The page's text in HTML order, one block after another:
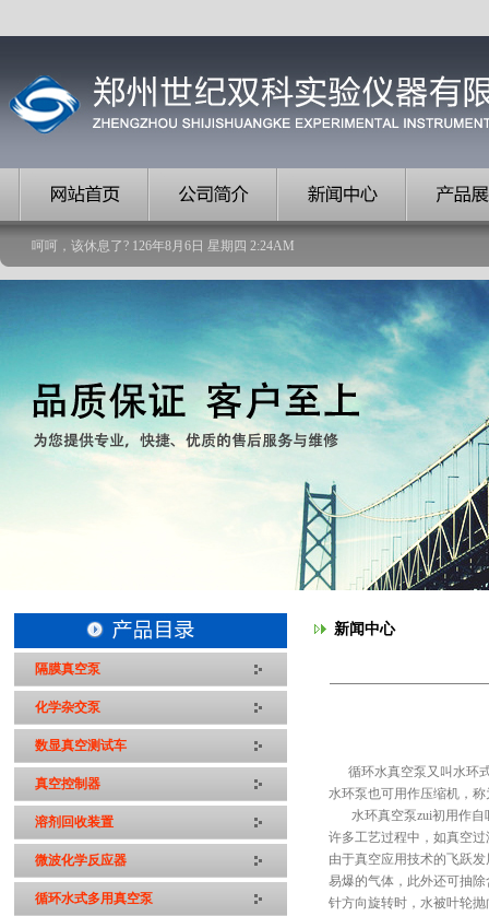
呵呵，该休息了? 126年8月 6 日 星期四 2:24AM
隔膜真空泵
化学杂交泵
数显真空测试车
真空控制器
溶剂回收装置
微波化学反应器
循环水式多用真空泵
新闻中心
循环水真空泵又叫水环式
水环泵也可用作压缩机，
水环真空泵zui初用作自
许多工艺过程中，如真空
由于真空应用技术的飞跃
易爆的气体，此外还可抽
针方向旋转时，水被叶轮